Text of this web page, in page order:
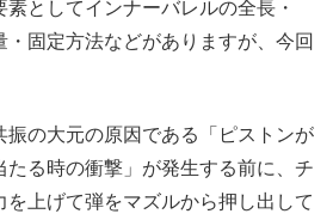
としてインナーバレルの全長・
固定方法などがありますが、今回
振の大元の原因である「ピストンが
たる時の衝撃」が発生する前に、チ
を上げて弾をマズルから押し出して